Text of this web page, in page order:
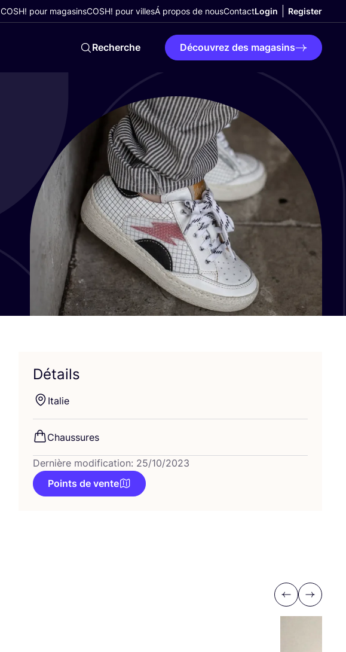
COSH! pour magasinsCOSH! pour villesÁ propos de nousContactLogin Register
Recherche Découvrez des magasins
Détails
Ita­lie
Chaus­sures
Dernière modification: 25/10/2023
Points de vente
Previous
Next